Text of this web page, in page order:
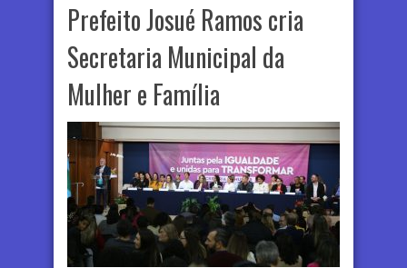
Prefeito Josué Ramos cria
Secretaria Municipal da
Mulher e Família